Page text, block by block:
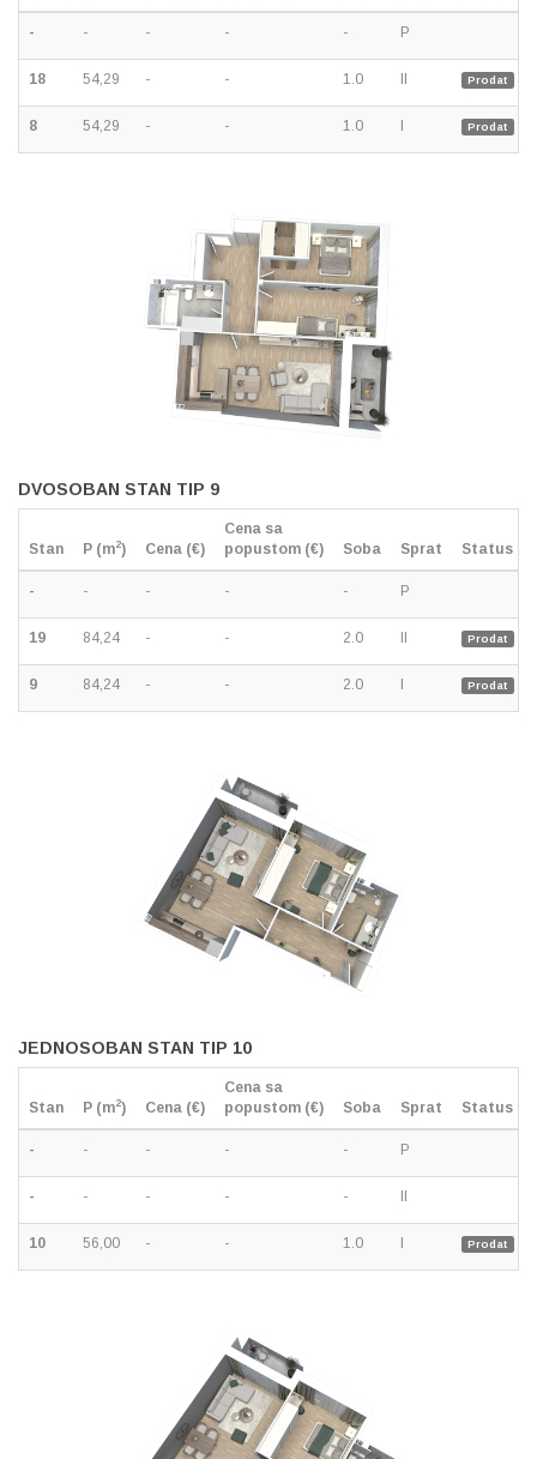
- - - - - P
18 54,29 - - 1.0 II Prodat
8 54,29 - - 1.0 I Prodat
DVOSOBAN STAN TIP 9
Stan P (m2) Cena (€)
Cena sa
popustom (€)
Soba Sprat Status
- - - - - P
19 84,24 - - 2.0 II Prodat
9 84,24 - - 2.0 I Prodat
JEDNOSOBAN STAN TIP 10
Stan P (m2) Cena (€)
Cena sa
popustom (€)
Soba Sprat Status
- - - - - P
- - - - - II
10 56,00 - - 1.0 I Prodat